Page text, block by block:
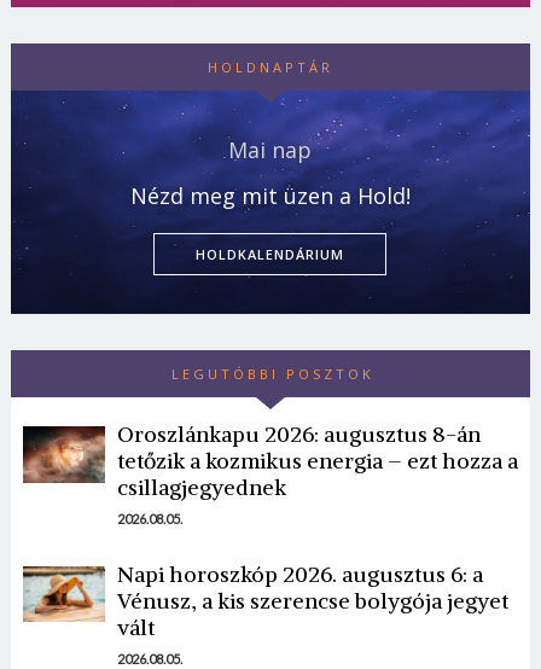
HOLDNAPTÁR
Mai nap
Nézd meg mit üzen a Hold!
HOLDKALENDÁRIUM
LEGUTÓBBI POSZTOK
Oroszlánkapu 2026: augusztus 8-án
tetőzik a kozmikus energia – ezt hozza a
csillagjegyednek
2026.08.05.
Napi horoszkóp 2026. augusztus 6: a
Vénusz, a kis szerencse bolygója jegyet
vált
2026.08.05.
Borsonline bejelentkezés
E-mail cím vagy felhasználónév